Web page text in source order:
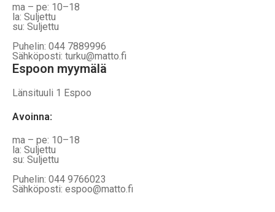
ma – pe: 10–18
la: Suljettu
su: Suljettu
Puhelin: 044 7889996
Sähköposti: turku@matto.fi
Espoon myymälä
Länsituuli 1 Espoo
Avoinna:
ma – pe: 10–18
la: Suljettu
su: Suljettu
Puhelin: 044 9766023
Sähköposti: espoo@matto.fi